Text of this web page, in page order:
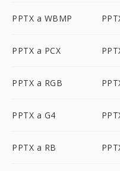
PPTX a WBMP
PPTX a PCX
PPTX a RGB
PPTX a G4
PPTX a RB